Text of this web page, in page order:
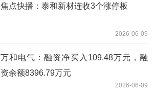
焦点快播：泰和新材连收3个涨停板
2026-06-09
万和电气：融资净买入109.48万元，融
资余额8396.79万元
2026-06-09